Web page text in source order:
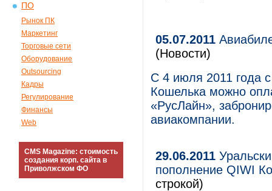
ПО
Рынок ПК
Маркетинг
Торговые сети
Оборудование
Outsourcing
Кадры
Регулирование
Финансы
Web
CMS Magazine: стоимость
создания корп. сайта в
Приволжском ФО
05.07.2011
(Новости)
С 4 июля 2011 года
Кошелька можно
«РусЛайн»,
авиакомпании.
29.06.2011
пополнение QIWI
строкой)